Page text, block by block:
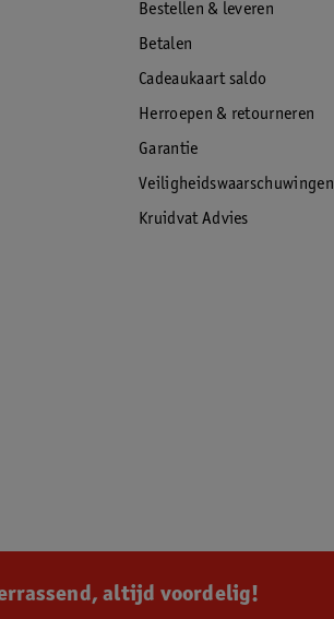
Bestellen & leveren
Betalen
Cadeaukaart saldo
Herroepen & retourneren
Garantie
Veiligheidswaarschuwingen
Kruidvat Advies
altijd voordelig!